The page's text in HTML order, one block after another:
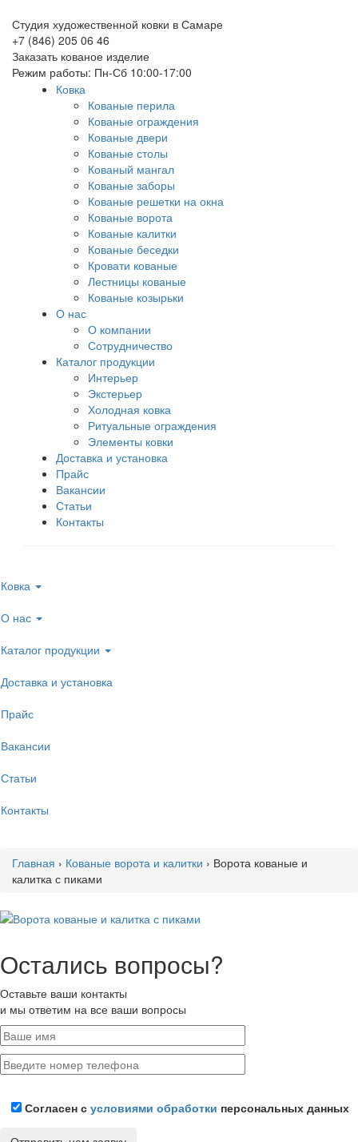
Студия художественной ковки в Самаре
+7 (846) 205 06 46
Заказать кованое изделие
Режим работы: Пн-Сб 10:00-17:00
Ковка
Кованые перила
Кованые ограждения
Кованые двери
Кованые столы
Кованый мангал
Кованые заборы
Кованые решетки на окна
Кованые ворота
Кованые калитки
Кованые беседки
Кровати кованые
Лестницы кованые
Кованые козырьки
О нас
О компании
Сотрудничество
Каталог продукции
Интерьер
Экстерьер
Холодная ковка
Ритуальные ограждения
Элементы ковки
Доставка и установка
Прайс
Вакансии
Статьи
Контакты
Ковка
О нас
Каталог продукции
Доставка и установка
Прайс
Вакансии
Статьи
Контакты
Главная › Кованые ворота и калитки › Ворота кованые и
калитка с пиками
Остались вопросы?
Оставьте ваши контакты
и мы ответим на все ваши вопросы
Согласен с условиями обработки персональных данных